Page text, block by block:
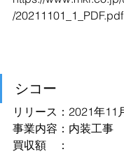
/20211101_1_PDF.pdf
シコー
リリース：2021年11
事業内容：内装工事
買収額　：